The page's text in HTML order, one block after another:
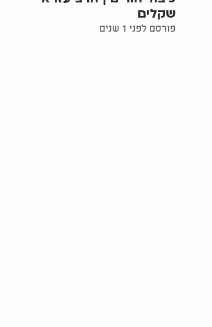
שקלים
פורסם לפני 1 שנים